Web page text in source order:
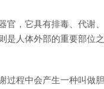
官，它具有排毒、代谢
是人体外部的重要部位
程中会产生一种叫做